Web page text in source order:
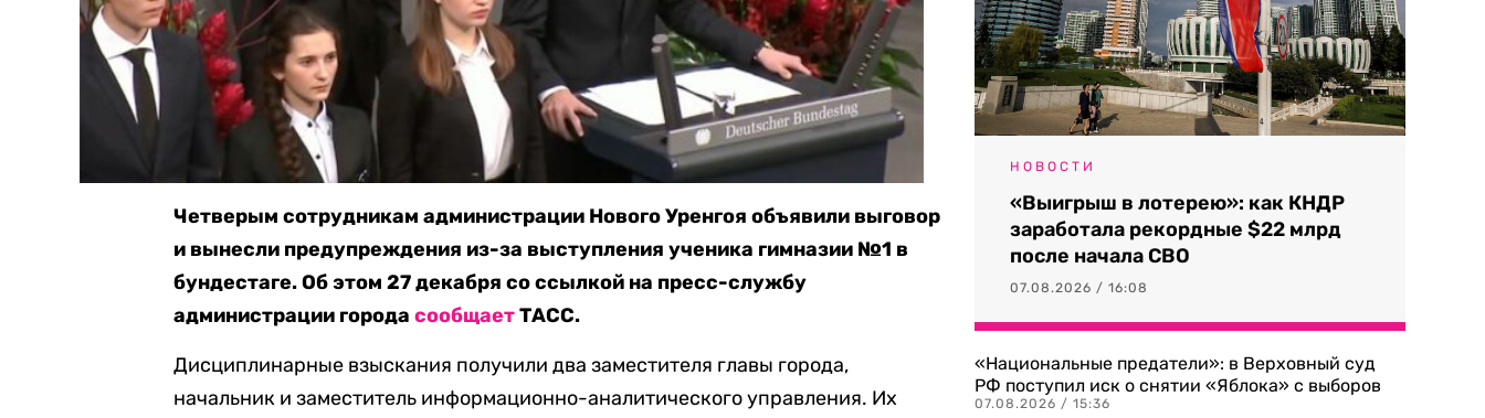
Четверым сотрудникам администрации Нового Уренгоя объявили выговор
и вынесли предупреждения из-за выступления ученика гимназии №1 в
бундестаге. Об этом 27 декабря со ссылкой на пресс-службу
администрации городасообщаетТАСС.
Дисциплинарные взыскания получили два заместителя главы города,
начальник и заместитель информационно-аналитического управления. Их
НОВОСТИ
«Выигрыш в лотерею»: как КНДР
заработала рекордные $22 млрд
после начала СВО
07.08.2026 / 16:08
«Национальные предатели»: в Верховный суд
РФ поступил иск о снятии «Яблока» с выборов
07.08.2026 / 15:36